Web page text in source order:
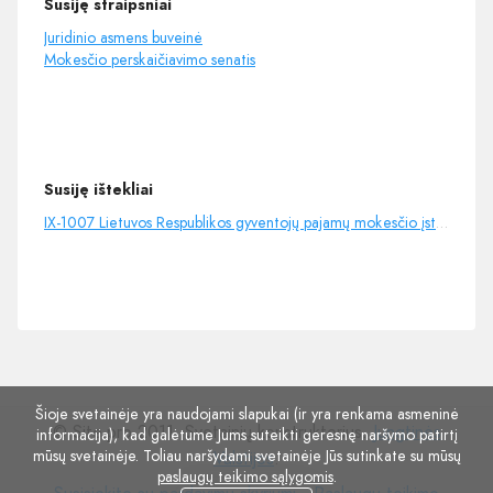
Juridinio asmens buveinė
Mokesčio perskaičiavimo senatis
Susiję ištekliai
IX-1007 Lietuvos Respublikos gyventojų pajamų mokesčio įstatymas
© Site.pro 2011. Svetainių konstruktorius.Jungtinės
Valstijos.
Šioje svetainėje yra naudojami slapukai (ir yra renkama asmeninė
informacija), kad galėtume Jums suteikti geresnę naršymo patirtį
mūsų svetainėje. Toliau naršydami svetainėje Jūs sutinkate su mūsų
paslaugų teikimo sąlygomis.